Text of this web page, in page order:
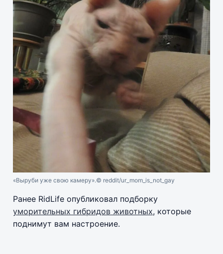
«Выруби уже свою камеру».© reddit/ur_mom_is_not_gay
Ранее RidLife опубликовал подборку
уморительных гибридов животных, которые
поднимут вам настроение.